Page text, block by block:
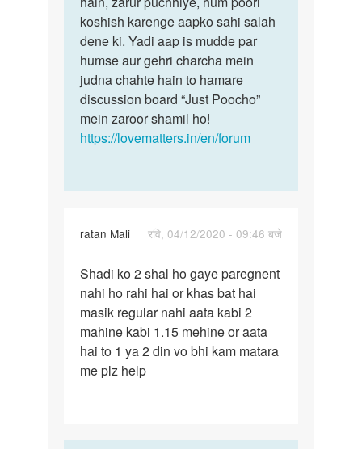
Suraj
sain
koshish karenge aapko sahi salah
dene ki. Yadi aap is mudde par
humse aur gehri charcha mein
judna chahte hain to hamare
discussion board “Just Poocho”
mein zaroor shamil ho!
https://lovematters.in/en/forum
ratan Mali
रवि, 04/12/2020 - 09:46 बजे
Shadi
ko
2
shal
ho
gaye…
Shadi ko 2 shal ho gaye paregnent
nahi ho rahi hai or khas bat hai
masik regular nahi aata kabi 2
mahine kabi 1.15 mehine or aata
hai to 1 ya 2 din vo bhi kam matara
me plz help